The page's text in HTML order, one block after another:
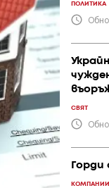
ПОЛИТИКА
СВЯТ
КОМПАНИИ